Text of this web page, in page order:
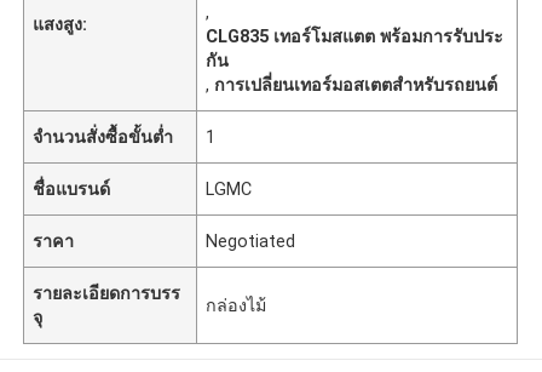
แสงสูง:
,
CLG835 เทอร์โมสแตต พร้อมการรับประ
กัน
, การเปลี่ยนเทอร์มอสเตตสําหรับรถยนต์
จำนวนสั่งซื้อขั้นต่ำ 1
ชื่อแบรนด์ LGMC
ราคา Negotiated
รายละเอียดการบรร
จุ
กล่องไม้